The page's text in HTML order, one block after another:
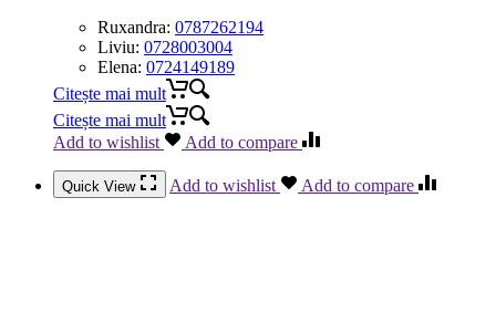
Ruxandra: 0787262194
Liviu: 0728003004
Elena: 0724149189
Citește mai mult
Citește mai mult
Add to wishlist
Add to compare
Quick View Add to wishlist Add to compare